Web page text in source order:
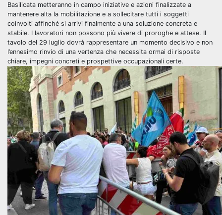
Basilicata metteranno in campo iniziative e azioni finalizzate a
mantenere alta la mobilitazione e a sollecitare tutti i soggetti
coinvolti affinché si arrivi finalmente a una soluzione concreta e
stabile. I lavoratori non possono più vivere di proroghe e attese. Il
tavolo del 29 luglio dovrà rappresentare un momento decisivo e non
l’ennesimo rinvio di una vertenza che necessita ormai di risposte
chiare, impegni concreti e prospettive occupazionali certe.